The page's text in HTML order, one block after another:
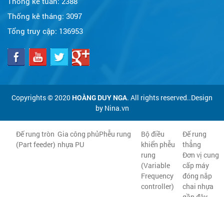
Thống kê tháng: 3097
Tổng truy cập: 136953
Copyrights © 2020 HOÀNG DUY NGA. All rights reserved..Design
by Nina.vn
Đế rung tròn
(Part feeder)
Gia công phủ
nhựa PU
Phễu rung
Bộ điều
khiển phễu
rung
(Variable
Frequency
controller)
Đế rung
thẳng
Đơn vị cung
cấp máy
đóng nắp
chai nhựa